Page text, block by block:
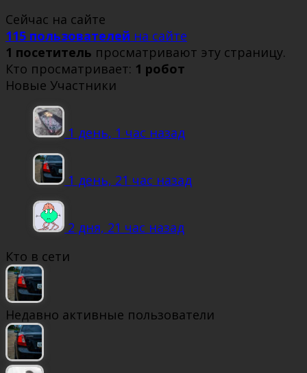
Сейчас на сайте
115 пользователей на сайте
1 посетитель просматривают эту страницу.
Кто просматривает: 1 робот
Новые Участники
1 день, 1 час назад
1 день, 21 час назад
2 дня, 21 час назад
Кто в сети
Недавно активные пользователи